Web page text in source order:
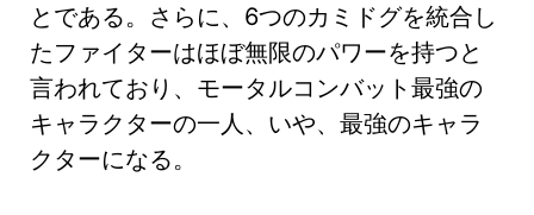
とである。さらに、6つのカミドグを統合し
たファイターはほぼ無限のパワーを持つと
言われており、モータルコンバット最強の
キャラクターの一人、いや、最強のキャラ
クターになる。